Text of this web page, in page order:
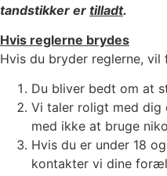
tandstikker er tilladt.
Hvis reglerne brydes
Hvis du bryder reglerne, vil
Du bliver bedt om at
Vi taler roligt med dig
med ikke at bruge
Hvis du er under 18
kontakter vi dine